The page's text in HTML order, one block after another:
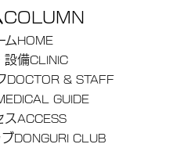
COLUMN
ムHOME
設備CLINIC
DOCTOR & STAFF
GUIDE
スACCESS
DONGURI CLUB